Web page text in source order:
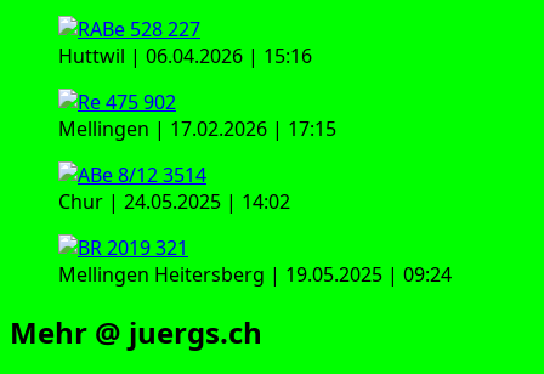
Huttwil | 06.04.2026 | 15:16
Mellingen | 17.02.2026 | 17:15
Chur | 24.05.2025 | 14:02
Mellingen Heitersberg | 19.05.2025 | 09:24
Mehr @ juergs.ch